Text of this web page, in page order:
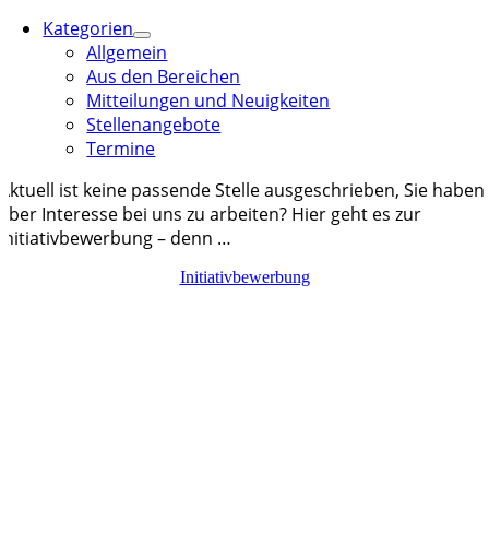
Kategorien
Allgemein
Aus den Bereichen
Mitteilungen und Neuigkeiten
Stellenangebote
Termine
ist keine passende Stelle ausgeschrieben, Sie haben
Interesse bei uns zu arbeiten? Hier geht es zur
– denn …
Initiativbewerbung